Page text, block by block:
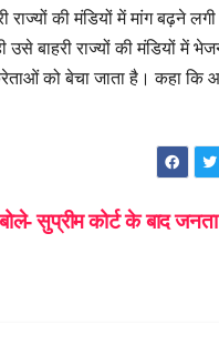
राज्यों की मंडियों में मांग बढ़ने
बाहरी राज्यों की मंडियों में
को बेचा जाता है। कहा कि
बोले- सुप्रीम कोर्ट के बाद